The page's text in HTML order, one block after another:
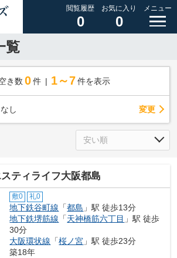
閲覧履歴
0
お気に入り
0
メニュー
覧
き数 0 件 1～7 件を表示
なし 変更
ティライフ大阪都島
敷0 礼0
地下鉄谷町線 「都島 」駅 徒歩13分
地下鉄堺筋線 「天神橋筋六丁目 」駅 徒歩
30分
大阪環状線 「桜ノ宮 」駅 徒歩23分
築18年